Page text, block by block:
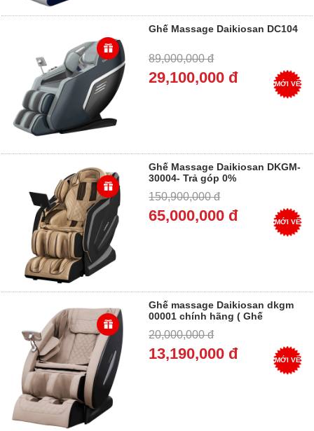
Ghế Massage Daikiosan DC104
89,000,000 đ
29,100,000 đ MỚI VỀ
Ghế Massage Daikiosan DKGM-
30004- Trả góp 0%
150,900,000 đ
65,000,000 đ MỚI VỀ
Ghế massage Daikiosan dkgm
00001 chính hãng ( Ghế
góp 0%
20,000,000 đ
13,190,000 đ MỚI VỀ